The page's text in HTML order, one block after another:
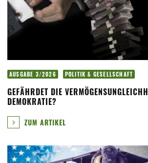
AUSGABE 3/2026 POLITIK & GESELLSCHAFT
GEFÄHRDET DIE
DEMOKRATIE?
ZUM ARTIKEL